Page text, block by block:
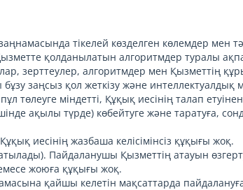
тікелей көзделген көлемдер мен
қолданылатын алгоритмдер туралы
зерттеулер, алгоритмдер мен Қызметтің
заңсыз қол жеткізу және интеллектуалдық
міндетті, Құқық иесінің талап
ақылы түрде) көбейтуге және таратуға,
иесінің жазбаша келісімінсіз құқығы жоқ.
Пайдаланушы Қызметтің атауын
жоюға құқығы жоқ.
қайшы келетін мақсаттарда